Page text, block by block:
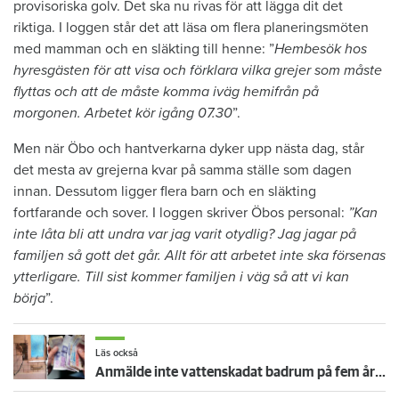
provisoriska golv. Det ska nu rivas för att lägga dit det
riktiga. I loggen står det att läsa om flera planeringsmöten
med mamman och en släkting till henne: ”Hembesök hos
hyresgästen för att visa och förklara vilka grejer som måste
flyttas och att de måste komma iväg hemifrån på
morgonen. Arbetet kör igång 07.30”.
Men när Öbo och hantverkarna dyker upp nästa dag, står
det mesta av grejerna kvar på samma ställe som dagen
innan. Dessutom ligger flera barn och en släkting
fortfarande och sover. I loggen skriver Öbos personal: ”Kan
inte låta bli att undra var jag varit otydlig? Jag jagar på
familjen så gott det går. Allt för att arbetet inte ska försenas
ytterligare. Till sist kommer familjen i väg så att vi kan
börja”.
Läs också
Anmälde inte vattenskadat badrum på fem år – krävs på 125 000 kronor